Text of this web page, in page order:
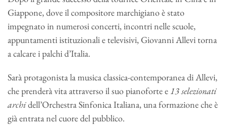
Giappone, dove il compositore marchigiano è stato
impegnato in numerosi concerti, incontri nelle scuole,
appuntamenti istituzionali e televisivi, Giovanni Allevi torna
a calcare i palchi d’Italia.
Sarà protagonista la musica classica-contemporanea di Allevi,
che prenderà vita attraverso il suo pianoforte e 13 selezionati
archidell’Orchestra Sinfonica Italiana, una formazione che è
già entrata nel cuore del pubblico.